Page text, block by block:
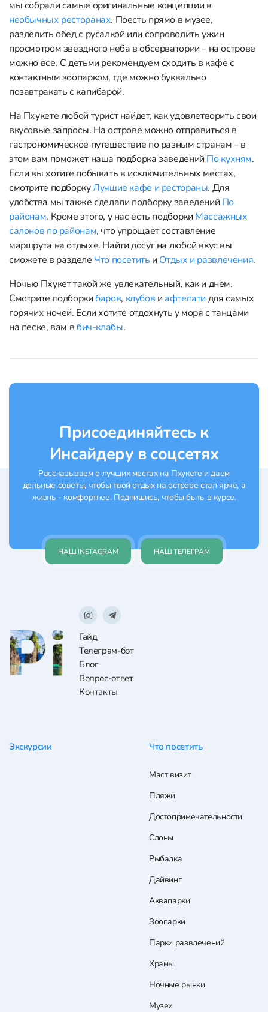
мы собрали самые оригинальные концепции в
необычных ресторанах. Поесть прямо в музее,
разделить обед с русалкой или сопроводить ужин
просмотром звездного неба в обсерватории – на острове
можно все. С детьми рекомендуем сходить в кафе с
контактным зоопарком, где можно буквально
позавтракать с капибарой.
На Пхукете любой турист найдет, как удовлетворить свои
вкусовые запросы. На острове можно отправиться в
гастрономическое путешествие по разным странам – в
этом вам поможет наша подборка заведений По кухням.
Если вы хотите побывать в исключительных местах,
смотрите подборкуЛучшие кафе и рестораны. Для
удобства мы также сделали подборку заведений По
районам. Кроме этого, у нас есть подборки Массажных
салонов по районам, что упрощает составление
маршрута на отдыхе. Найти досуг на любой вкус вы
сможете в разделе Что посетить и Отдых и развлечения.
Ночью Пхукет такой же увлекательный, как и днем.
Смотрите подборкибаров, клубов и афтепати для самых
горячих ночей. Если хотите отдохнуть у моря с танцами
на песке, вам вбич-клабы.
Присоединяйтесь к
Инсайдеру в соцсетях
Рассказываем о лучших местах на Пхукете и даем
дельные советы, чтобы твой отдых на острове стал ярче, а
жизнь - комфортнее. Подпишись, чтобы быть в курсе.
НАШ INSTAGRAM НАШ ТЕЛЕГРАМ
Гайд
Телеграм-бот
Блог
Вопрос-ответ
Контакты
Экскурсии Что посетить
Маст визит
Пляжи
Достопримечательности
Слоны
Рыбалка
Дайвинг
Аквапарки
Зоопарки
Парки развлечений
Храмы
Ночные рынки
Музеи